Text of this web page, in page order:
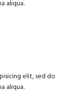
aliqua.
elit, sed do
aliqua.